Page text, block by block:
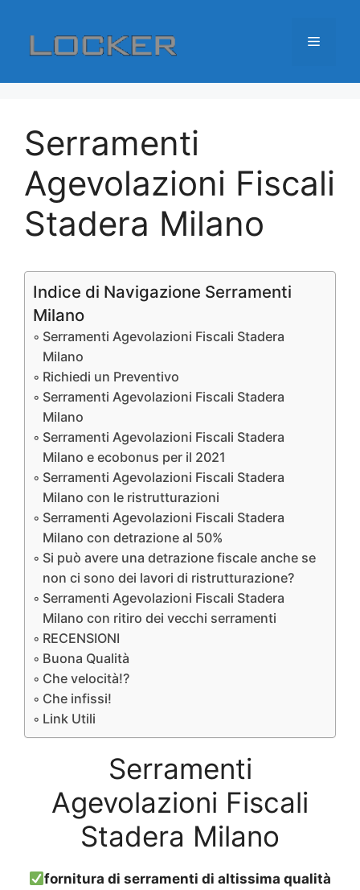
contenuto
Menu
Serramenti
Agevolazioni Fiscali
Stadera Milano
Indice di Navigazione Serramenti
Milano
Serramenti Agevolazioni Fiscali Stadera
Milano
Richiedi un Preventivo
Serramenti Agevolazioni Fiscali Stadera
Milano
Serramenti Agevolazioni Fiscali Stadera
Milano e ecobonus per il 2021
Serramenti Agevolazioni Fiscali Stadera
Milano con le ristrutturazioni
Serramenti Agevolazioni Fiscali Stadera
Milano con detrazione al 50%
Si può avere una detrazione fiscale anche se
non ci sono dei lavori di ristrutturazione?
Serramenti Agevolazioni Fiscali Stadera
Milano con ritiro dei vecchi serramenti
RECENSIONI
Buona Qualità
Che velocità!?
Che infissi!
Link Utili
Serramenti
Agevolazioni Fiscali
Stadera Milano
fornitura di serramenti di altissima qualità